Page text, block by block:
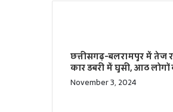
छत्तीसगढ़-बलरामपुर में तेज
कार डबरी में घुसी, आठ लोगों
November 3, 2024